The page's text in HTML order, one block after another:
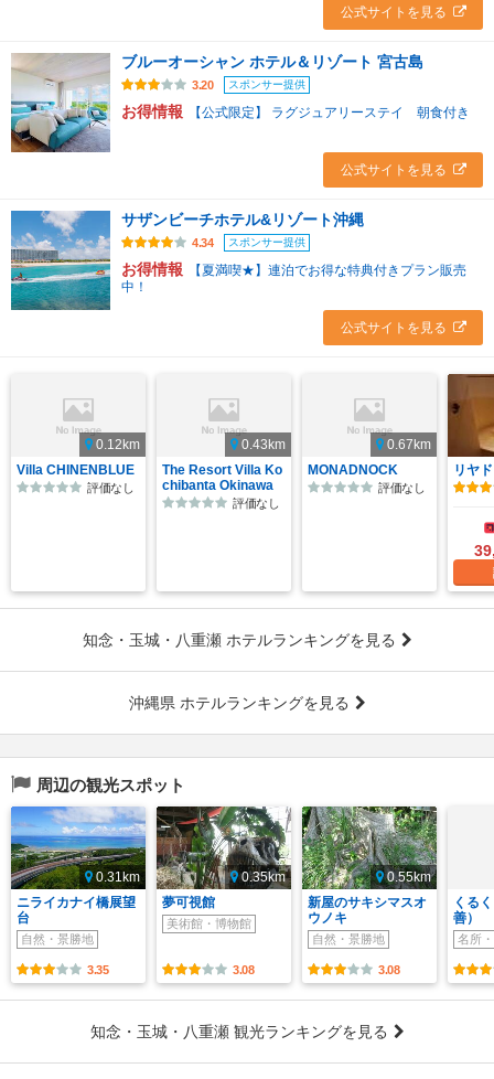
公式サイトを見る
ブルーオーシャン ホテル＆リゾート 宮古島
3.20 スポンサー提供
お得情報 【公式限定】 ラグジュアリーステイ 朝食付き
公式サイトを見る
サザンビーチホテル&リゾート沖縄
4.34 スポンサー提供
お得情報
【夏満喫★】連泊でお得な特典付きプラン販売
中！
公式サイトを見る
0.12km
Villa CHINENBLUE
評価なし
0.43km
The Resort Villa Ko
chibanta Okinawa
評価なし
0.67km
MONADNOCK
評価なし
リヤ
知念・玉城・八重瀬 ホテルランキングを見る
沖縄県 ホテルランキングを見る
周辺の観光スポット
0.31km
ニライカナイ橋展望
台
自然・景勝地
3.35
0.35km
夢可視館
美術館・博物館
3.08
0.55km
新屋のサキシマスオ
ウノキ
自然・景勝地
3.08
くる
善）
名所
知念・玉城・八重瀬 観光ランキングを見る